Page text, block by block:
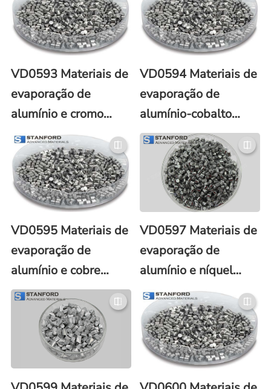
VD0593 Materiais de
evaporação de
alumínio e cromo
(Al/Cr)
VD0594 Materiais de
evaporação de
alumínio-cobalto
(Al/Co)
VD0595 Materiais de
evaporação de
alumínio e cobre
(Al/Cu)
VD0597 Materiais de
evaporação de
alumínio e níquel
(Al/Ni)